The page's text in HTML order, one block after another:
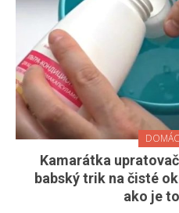
Kamarátka
babský trik na čisté
ako je